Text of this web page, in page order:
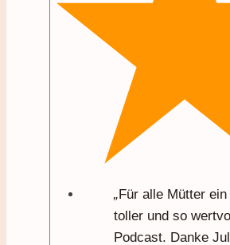
„Für alle Mütter
toller und so
Podcast. Danke